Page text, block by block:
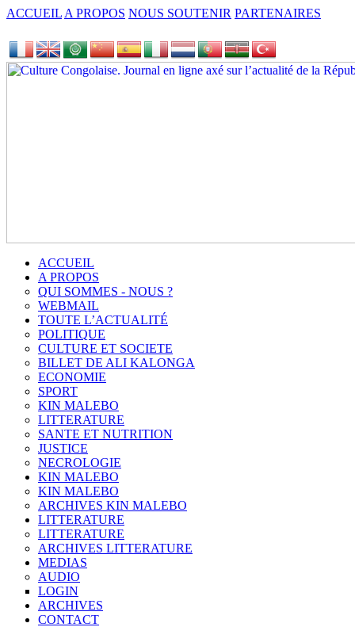
ACCUEIL A PROPOS NOUS SOUTENIR PARTENAIRES
ACCUEIL
A PROPOS
QUI SOMMES - NOUS ?
WEBMAIL
TOUTE L’ACTUALITÉ
POLITIQUE
CULTURE ET SOCIETE
BILLET DE ALI KALONGA
ECONOMIE
SPORT
KIN MALEBO
LITTERATURE
SANTE ET NUTRITION
JUSTICE
NECROLOGIE
KIN MALEBO
KIN MALEBO
ARCHIVES KIN MALEBO
LITTERATURE
LITTERATURE
ARCHIVES LITTERATURE
MEDIAS
AUDIO
LOGIN
ARCHIVES
CONTACT